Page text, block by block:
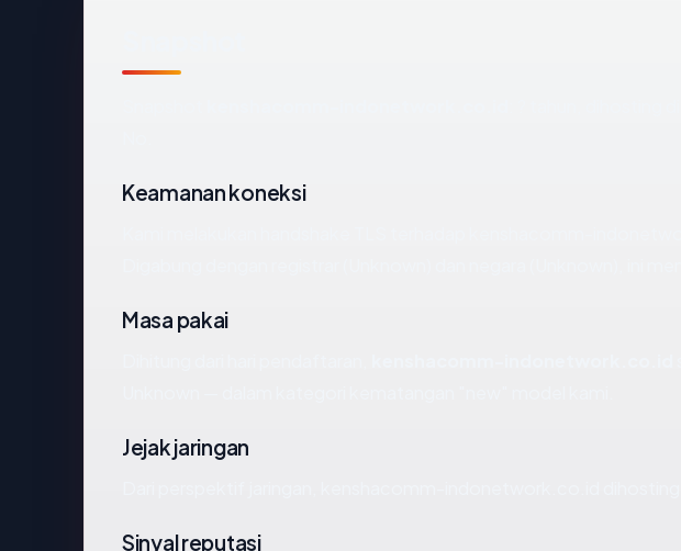
Keamanan koneksi
Masa pakai
Jejak jaringan
Sinyal reputasi